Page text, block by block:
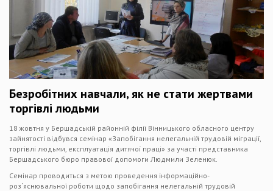
Безробітних навчали, як не стати жертвами
торгівлі людьми
18 жовтня у Бершадській районній філії Вінницького обласного центру
зайнятості відбувся семінар «Запобігання нелегальній трудовій міграції,
торгівлі людьми, експлуатація дитячої праці» за участі представника
Бершадського бюро правової допомоги Людмили Зеленюк.
Семінар проводиться з метою проведення інформаційно-
роз`яснювальної роботи щодо запобігання нелегальній трудовій